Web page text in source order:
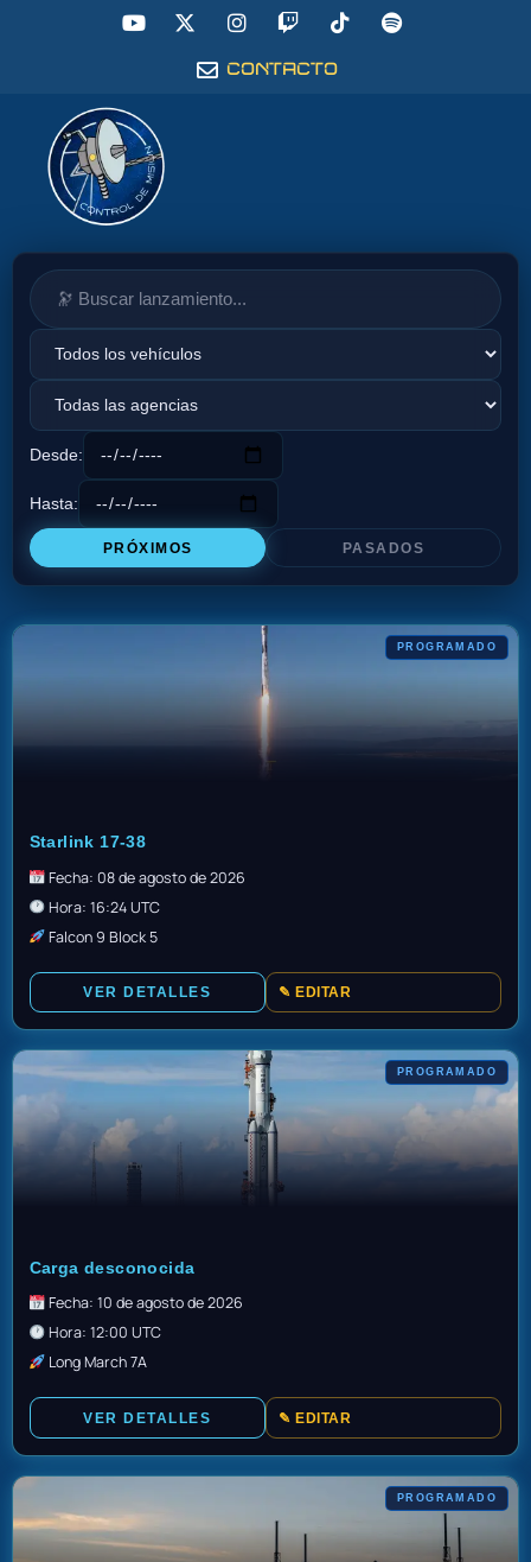
CONTACTO
Desde:
Hasta:
PRÓXIMOS PASADOS
PROGRAMADO
Starlink 17-38
Fecha: 08 de agosto de 2026
Hora: 16:24 UTC
Falcon 9 Block 5
VER DETALLES ✎ EDITAR
PROGRAMADO
Carga desconocida
Fecha: 10 de agosto de 2026
Hora: 12:00 UTC
Long March 7A
VER DETALLES ✎ EDITAR
PROGRAMADO